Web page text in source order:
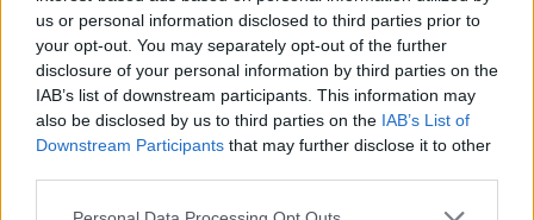
us or personal information disclosed to third parties prior to
your opt-out. You may separately opt-out of the further
disclosure of your personal information by third parties on the
IAB’s list of downstream participants. This information may
also be disclosed by us to third parties on the IAB’s List of
Downstream Participants that may further disclose it to other
06.08.2026 - Bosch Powertrain s.r.o. • montážní dělník • mzda 44.700
týdenní zálohy na mzdu 2.000 Kč (Jihlava, okres Jihlava)
06.08.2026 - Bosch Powertrain s.r.o. Jihlava • práce ve skladu • mzda
48.400 Kč • náborový bonus 50.000 Kč • ubytování (Jihlava, okres
... další nabídky zaměstnání
Vybrané články